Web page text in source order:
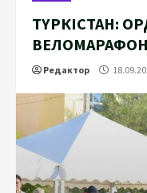
ТҮРКІСТАН:
Редактор